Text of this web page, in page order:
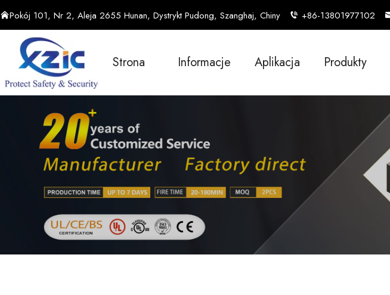
Pokój 101, Nr 2, Aleja 2655 Hunan, Dystrykt Pudong, Szanghaj, Chiny +86-13801977102
Strona
Główna
Informacje Aplikacja Produkty